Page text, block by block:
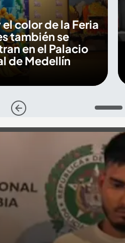
el color de la Feria
también se
en el Palacio
de Medellín
1